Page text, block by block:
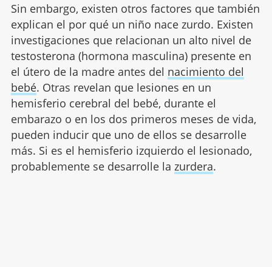
Sin embargo, existen otros factores que también
explican el por qué un niño nace zurdo. Existen
investigaciones que relacionan un alto nivel de
testosterona (hormona masculina) presente en
el útero de la madre antes del nacimiento del
bebé. Otras revelan que lesiones en un
hemisferio cerebral del bebé, durante el
embarazo o en los dos primeros meses de vida,
pueden inducir que uno de ellos se desarrolle
más. Si es el hemisferio izquierdo el lesionado,
probablemente se desarrolle la zurdera.